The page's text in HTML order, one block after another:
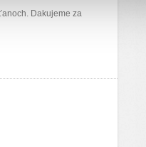
Dakujeme za